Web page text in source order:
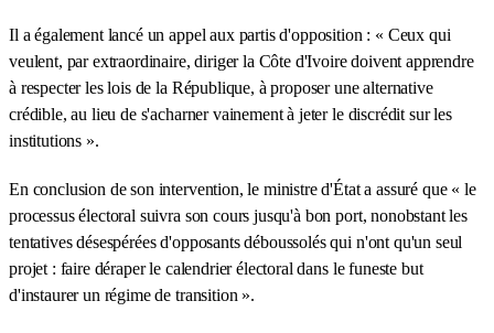
Il a également lancé un appel aux partis d'opposition : « Ceux qui
veulent, par extraordinaire, diriger la Côte d'Ivoire doivent apprendre
à respecter les lois de la République, à proposer une alternative
crédible, au lieu de s'acharner vainement à jeter le discrédit sur les
institutions ».
En conclusion de son intervention, le ministre d'État a assuré que « le
processus électoral suivra son cours jusqu'à bon port, nonobstant les
tentatives désespérées d'opposants déboussolés qui n'ont qu'un seul
projet : faire déraper le calendrier électoral dans le funeste but
d'instaurer un régime de transition ».